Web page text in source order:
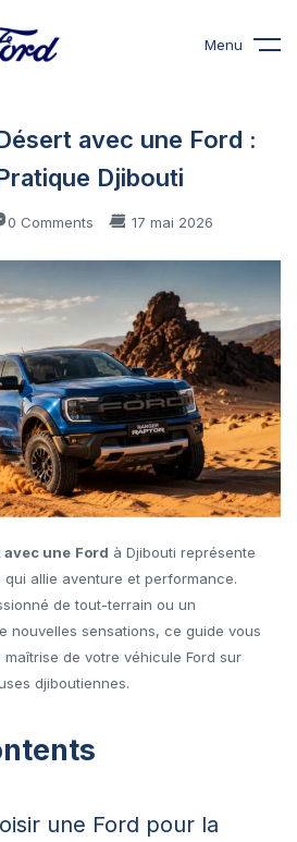
Menu
avec une Ford :
Djibouti
0 Comments 17 mai 2026
une Ford à Djibouti représente
allie aventure et performance.
de tout-terrain ou un
nouvelles sensations, ce guide vous
de votre véhicule Ford sur
djiboutiennes.
une Ford pour la